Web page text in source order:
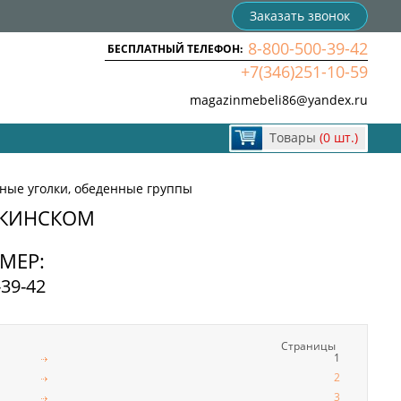
Заказать звонок
БЕСПЛАТНЫЙ ТЕЛЕФОН: 8-800-500-39-42
+7(346)251-10-59
magazinmebeli86@yandex.ru
Товары (0 шт.)
уголки, обеденные группы
42
Страницы
1
2
3